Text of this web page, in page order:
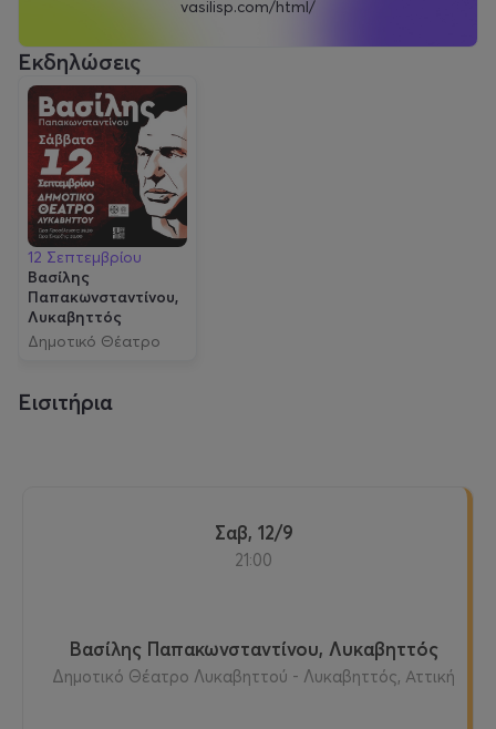
vasilisp.com/html/
Εκδηλώσεις
12 Σεπτεμβρίου
Βασίλης
Παπακωνσταντίνου,
Λυκαβηττός
Δημοτικό Θέατρο
Εισιτήρια
Σαβ, 12/9
21:00
Βασίλης Παπακωνσταντίνου, Λυκαβηττός
Δημοτικό Θέατρο Λυκαβηττού - Λυκαβηττός, Αττική